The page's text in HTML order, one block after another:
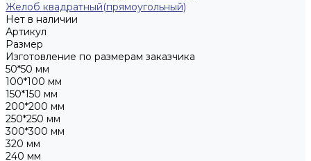
Желоб квадратный(прямоугольный)
Нет в наличии
Артикул
Размер
Изготовление по размерам заказчика
50*50 мм
100*100 мм
150*150 мм
200*200 мм
250*250 мм
300*300 мм
320 мм
240 мм